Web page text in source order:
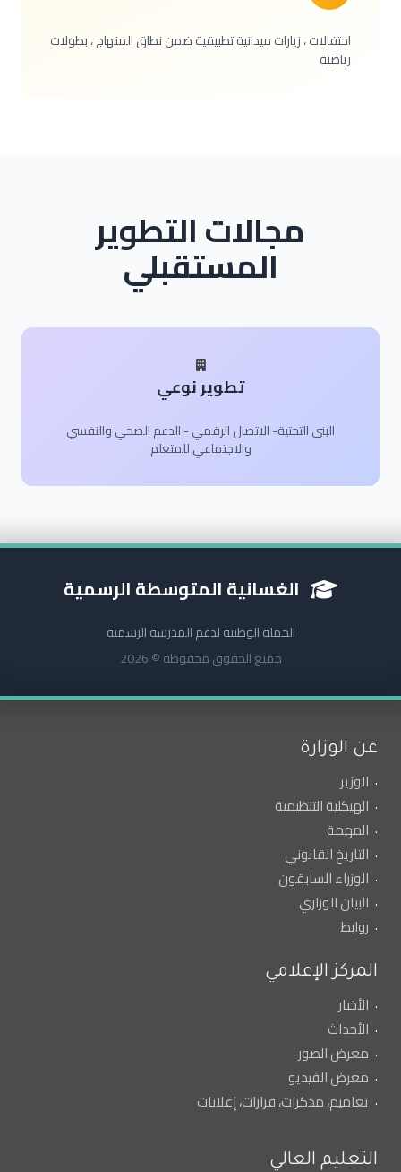
احتفالات ، زيارات ميدانية تطبيقية ضمن نطاق المنهاج ، بطولات
رياضية
مجالات التطوير
المستقبلي
تطوير نوعي
البنى التحتية- الاتصال الرقمي - الدعم الصحي والنفسي
والاجتماعي للمتعلم
الغسانية المتوسطة الرسمية
الحملة الوطنية لدعم المدرسة الرسمية
جميع الحقوق محفوظة © 2026
عن الوزارة
الوزير
الهيكلية التنظيمية
المهمة
التاريخ القانوني
الوزراء السابقون
البيان الوزاري
روابط
المركز الإعلامي
الأخبار
الأحداث
معرض الصور
معرض الفيديو
تعاميم، مذكرات، قرارات، إعلانات
التعليم العالي